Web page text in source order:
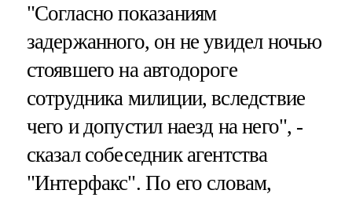
"Согласно показаниям
задержанного, он не увидел ночью
стоявшего на автодороге
сотрудника милиции, вследствие
чего и допустил наезд на него", -
сказал собеседник агентства
"Интерфакс". По его словам,